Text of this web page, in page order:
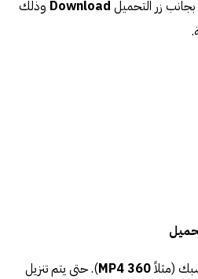
زر التحميل Download وذلك
(مثلاً
). حتى يتم تنزيل